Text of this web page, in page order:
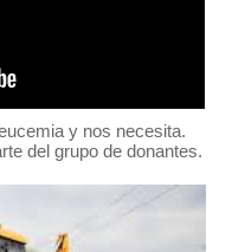
y nos necesita.
del grupo de donantes.